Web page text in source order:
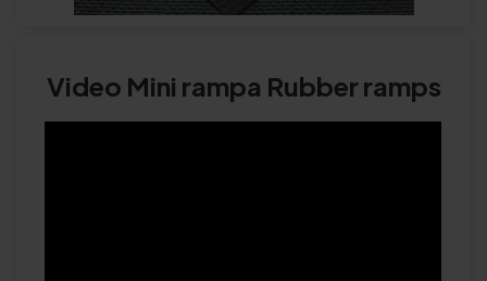
Video Mini rampa Rubber ramps